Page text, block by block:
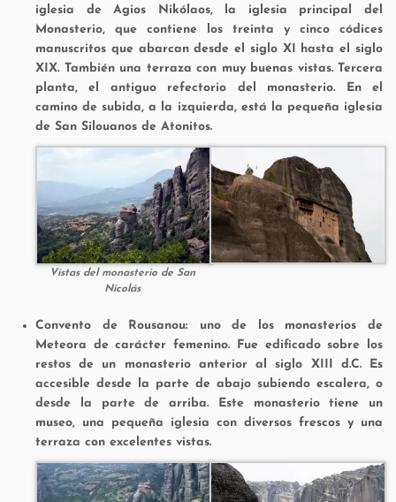
iglesia de Agios Nikólaos, la iglesia principal del
Monasterio, que contiene los treinta y cinco códices
manuscritos que abarcan desde el siglo XI hasta el siglo
XIX. También una terraza con muy buenas vistas. Tercera
planta, el antiguo refectorio del monasterio. En el
camino de subida, a la izquierda, está la pequeña iglesia
de San Silouanos de Atonitos.
Vistas del monasterio de San
Nicolás
Convento de Rousanou: uno de los monasterios de
Meteora de carácter femenino. Fue edificado sobre los
restos de un monasterio anterior al siglo XIII d.C. Es
accesible desde la parte de abajo subiendo escalera, o
desde la parte de arriba. Este monasterio tiene un
museo, una pequeña iglesia con diversos frescos y una
terraza con excelentes vistas.